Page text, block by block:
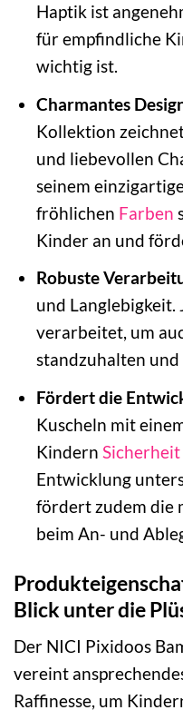
Haptik ist
für empfindliche
wichtig ist.
Charmantes
Kollektion
und liebevollen
seinem
fröhlichen Farben
Kinder an und
Robuste
und Langlebigkeit.
verarbeitet, um
standzuhalten und
Fördert die
Kuscheln mit
Kindern Sicherheit
Entwicklung
fördert zudem die
beim An- und
Blick unter die
Der NICI Pixidoos
vereint
Raffinesse, um